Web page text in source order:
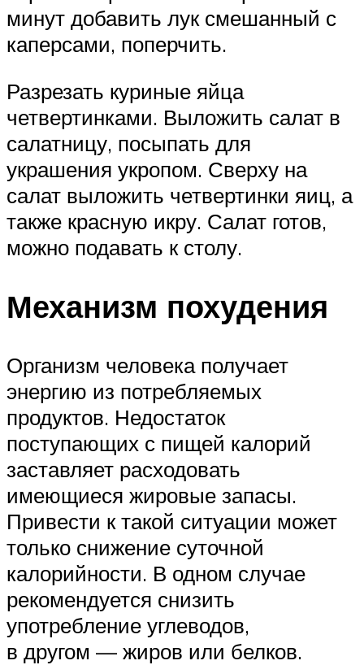
минут добавить лук смешанный с
каперсами, поперчить.
Разрезать куриные яйца
четвертинками. Выложить салат в
салатницу, посыпать для
украшения укропом. Сверху на
салат выложить четвертинки яиц, а
также красную икру. Салат готов,
можно подавать к столу.
Механизм похудения
Организм человека получает
энергию из потребляемых
продуктов. Недостаток
поступающих с пищей калорий
заставляет расходовать
имеющиеся жировые запасы.
Привести к такой ситуации может
только снижение суточной
калорийности. В одном случае
рекомендуется снизить
употребление углеводов,
в другом — жиров или белков.